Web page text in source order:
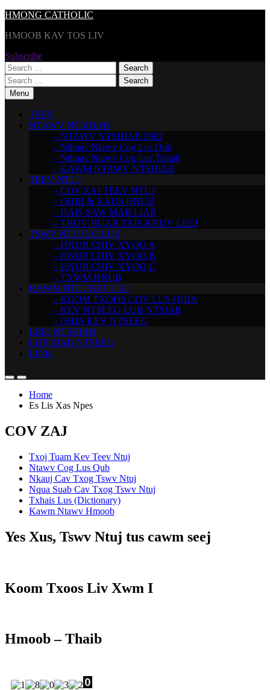
Skip
content
HMONG CATHOLIC
HMOOB KAV TOS LIV
Subscribe
Search
for:
Search
for:Menu
TSEV
NTAWV NTSHIAB
– NTAWV NTSHIAB 2002
– Nthuav Ntawv Cog Lus Qub
– Nthuav Ntawv Cog Lus Tshiab
– KAWM NTAWV NTSHIAB
TEEV NTUJ
– COV ZAJ TEEV NTUJ
– QHIB & XAUS HNUB
– HAIS SAW MAB LIAB
– THOV HUAB TAIS KHUV LEEJ
TSWV NTUJ LO LUS
– HNUB CHIV XYOO A
– HNUB CHIV XYOO B
– HNUB CHIV XYOO C
– TXWM HNUB
KAWM NTUJ KEV CAI
– KOOM TXOOS COV LUS QHIA
– KEV NTSEEG LUB NTSIAB
– QHIA KEV NTSEEG
LEEJ NTSHIAB
LUB SIAB NTSEEG
LINK
Home
Es Lis Xas Npes
COV ZAJ
Txoj Tuam Kev Teev Ntuj
Ntawv Cog Lus Qub
Nkauj Cav Txog Tswv Ntuj
Nqua Suab Cav Txog Tswv Ntuj
Txhais Lus (Dictionary)
Kawm Ntawv Hmoob
Yes Xus, Tswv Ntuj tus cawm seej
Koom Txoos Liv Xwm I
Hmoob – Thaib